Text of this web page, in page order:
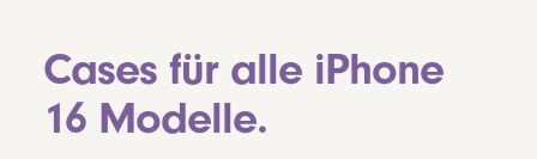
Cases für alle iPhone
16 Modelle.